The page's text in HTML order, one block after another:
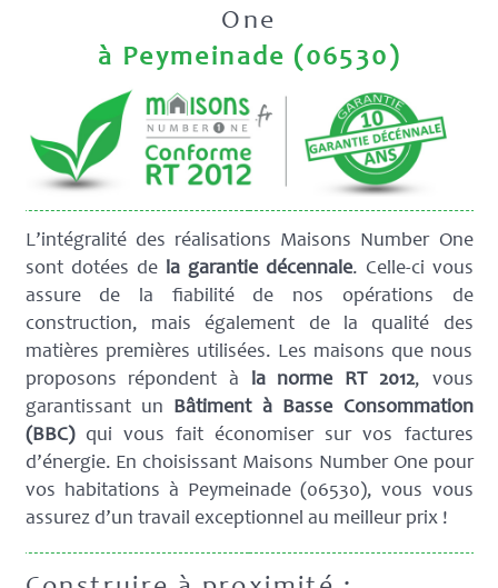
One
à Peymeinade (06530)
L’intégralité des réalisations Maisons Number One
sont dotées de la garantie décennale. Celle-ci vous
assure de la fiabilité de nos opérations de
construction, mais également de la qualité des
matières premières utilisées. Les maisons que nous
proposons répondent à la norme RT 2012, vous
garantissant un Bâtiment à Basse Consommation
(BBC) qui vous fait économiser sur vos factures
d’énergie. En choisissant Maisons Number One pour
vos habitations à Peymeinade (06530), vous vous
assurez d’un travail exceptionnel au meilleur prix !